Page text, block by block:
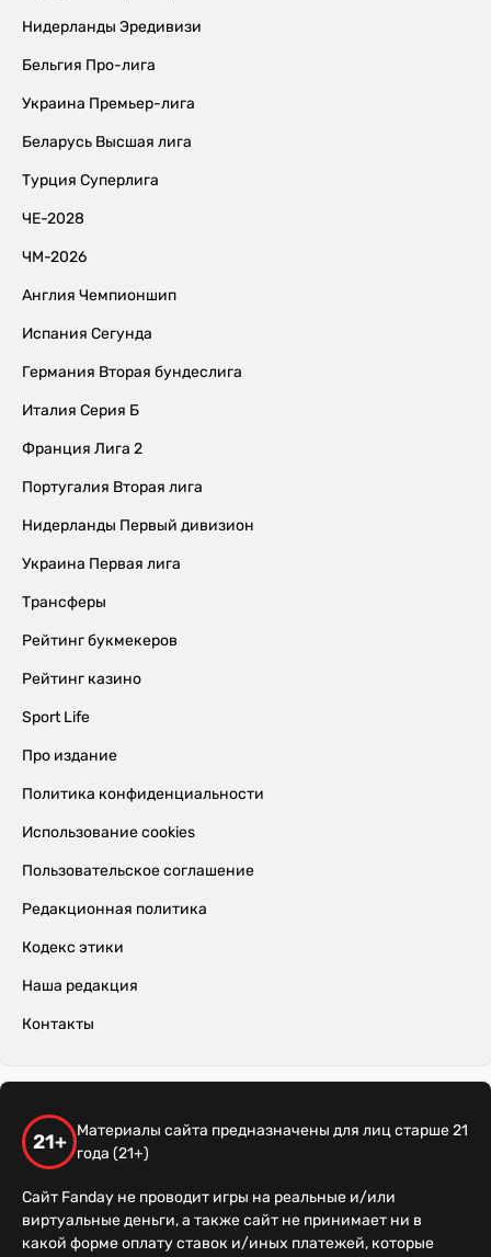
Нидерланды Эредивизи
Бельгия Про-лига
Украина Премьер-лига
Беларусь Высшая лига
Турция Суперлига
ЧЕ-2028
ЧМ-2026
Англия Чемпионшип
Испания Сегунда
Германия Вторая бундеслига
Италия Серия Б
Франция Лига 2
Португалия Вторая лига
Нидерланды Первый дивизион
Украина Первая лига
Трансферы
Рейтинг букмекеров
Рейтинг казино
Sport Life
Про издание
Политика конфиденциальности
Использование cookies
Пользовательское соглашение
Редакционная политика
Кодекс этики
Наша редакция
Контакты
21+
Материалы сайта предназначены для лиц старше 21
года (21+)
Сайт Fanday не проводит игры на реальные и/или
виртуальные деньги, а также сайт не принимает ни в
какой форме оплату ставок и/иных платежей, которые